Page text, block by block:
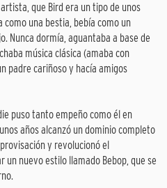
que Bird era un tipo de unos
una bestia, bebía como un
Nunca dormía, aguantaba a base de
música clásica (amaba con
padre cariñoso y hacía amigos
puso tanto empeño como él en
años alcanzó un dominio completo
y revolucionó el
nuevo estilo llamado Bebop, que se